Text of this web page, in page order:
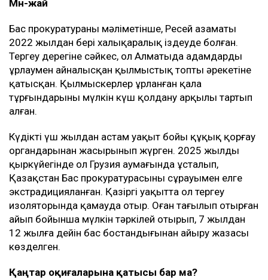
Мән-жай
Бас прокуратураның мәліметінше, Ресей азаматы
2022 жылдан бері халықаралық іздеуде болған.
Тергеу дерегіне сәйкес, ол Алматыда адамдарды
ұрлаумен айналысқан қылмыстық топтың әрекетіне
қатысқан. Қылмыскерлер ұрланған қала
тұрғындарының мүлкін күш қолдану арқылы тартып
алған.
Күдікті үш жылдан астам уақыт бойы құқық қорғау
органдарынан жасырынып жүрген. 2025 жылдың
қыркүйегінде ол Грузия аумағында ұсталып,
Қазақстан Бас прокуратурасының сұрауымен елге
экстрадицияланған. Қазіргі уақытта ол тергеу
изоляторында қамауда отыр. Оған тағылып отырған
айып бойынша мүлкін тәркілей отырып, 7 жылдан
12 жылға дейін бас бостандығынан айыру жазасы
көзделген.
Қаңтар оқиғаларына қатысы бар ма?